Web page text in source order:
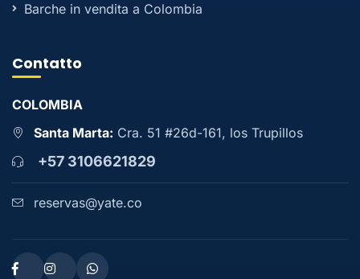
Barche in vendita a Colombia
Contatto
COLOMBIA
Santa Marta: Cra. 51 #26d-161, los Trupillos
+57 3106621829
reservas@yate.co